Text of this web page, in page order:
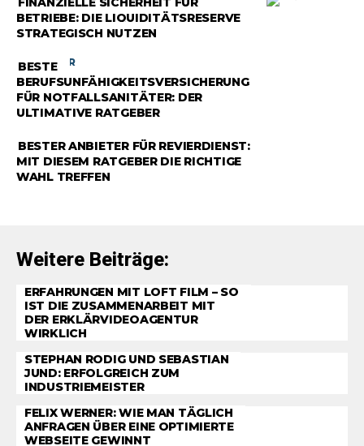
BETRIEBE: DIE LIQUIDITÄTSRESERVE
STRATEGISCH NUTZEN
RATGEBER
BESTE
BERUFSUNFÄHIGKEITSVERSICHERUNG
FÜR NOTFALLSANITÄTER: DER
ULTIMATIVE RATGEBER
RATGEBER
BESTER ANBIETER FÜR REVIERDIENST:
MIT DIESEM RATGEBER DIE RICHTIGE
WAHL TREFFEN
Weitere Beiträge:
ERFAHRUNGEN MIT LOFT FILM – SO
IST DIE ZUSAMMENARBEIT MIT
DER ERKLÄRVIDEOAGENTUR
WIRKLICH
STEPHAN RODIG UND SEBASTIAN
JUND: ERFOLGREICH ZUM
INDUSTRIEMEISTER
FELIX WERNER: WIE MAN TÄGLICH
ANFRAGEN ÜBER EINE OPTIMIERTE
WEBSEITE GEWINNT